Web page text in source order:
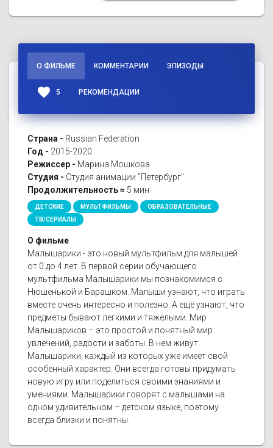
О ФИЛЬМЕ КОММЕНТАРИИ ЭПИЗОДЫ
favorite 5 РЕКОМЕНДАЦИИ
Страна - Russian Federation
Год - 2015-2020
Режиссер - Марина Мошкова
Студия - Студия анимации "Петербург"
Продолжительность ≈ 5 мин
ДЕТСКИЕ МУЛЬТФИЛЬМЫ
ОБРАЗОВАТЕЛЬНЫЕ
ТВ/СЕРИАЛЫ
О фильме
Малышарики - это новый мультфильм для малышей
от 0 до 4 лет. В первой серии обучающего
мультфильма Малышарики мы познакомимся с
Нюшенькой и Барашком. Малыши узнают, что играть
вместе очень интересно и полезно. А ещё узнают, что
предметы бывают легкими и тяжёлыми. Мир
Малышариков – это простой и понятный мир
увлечений, радости и заботы. В нем живут
Малышарики, каждый из которых уже имеет свой
особенный характер. Они всегда готовы придумать
новую игру или поделиться своими знаниями и
умениями. Малышарики говорят с малышами на
одном удивительном – детском языке, поэтому
всегда близки и понятны.